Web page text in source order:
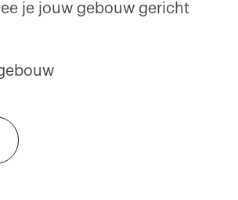
je jouw gebouw gericht